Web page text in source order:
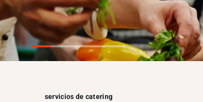
servicios de catering